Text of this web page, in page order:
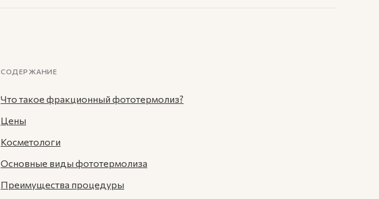
СОДЕРЖАНИЕ
Что такое фракционный фототермолиз?
Основные виды фототермолиза
Преимущества процедуры
Цены
Косметологи